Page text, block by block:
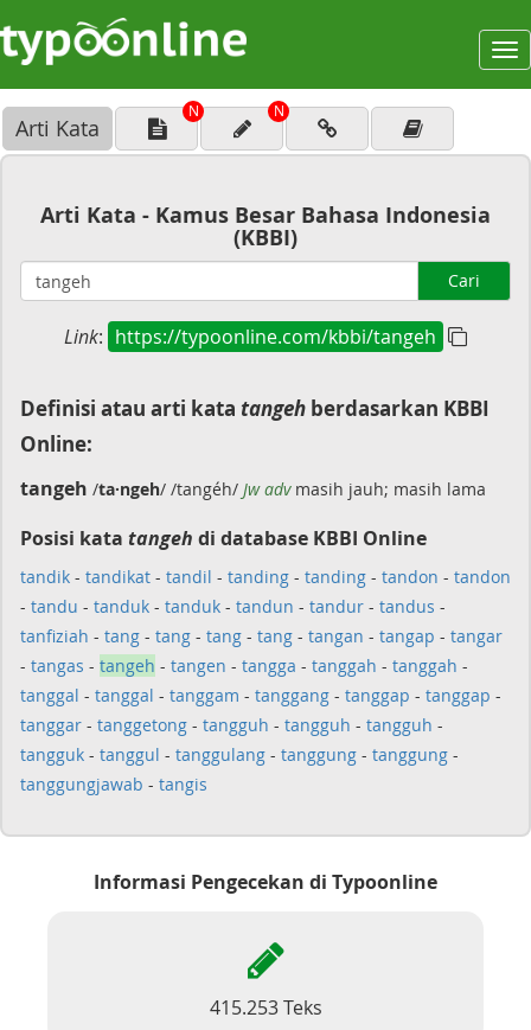
Arti Kata
N N
Arti Kata - Kamus Besar Bahasa Indonesia
(KBBI)
Cari
Link: https://typoonline.com/kbbi/tangeh
Definisi atau arti kata tangeh berdasarkan KBBI
Online:
tangeh /ta·ngeh/ /tangéh/ Jw advmasih jauh; masih lama
Posisi kata tangeh di database KBBI Online
tandik - tandikat - tandil - tanding - tanding - tandon - tandon
- tandu - tanduk - tanduk - tandun - tandur - tandus -
tanfiziah - tang - tang - tang - tang - tangan - tangap - tangar
- tangas - tangeh - tangen - tangga - tanggah - tanggah -
tanggal - tanggal - tanggam - tanggang - tanggap - tanggap -
tanggar - tanggetong - tangguh - tangguh - tangguh -
tangguk - tanggul - tanggulang - tanggung - tanggung -
tanggungjawab - tangis
Informasi Pengecekan di Typoonline
415.253 Teks